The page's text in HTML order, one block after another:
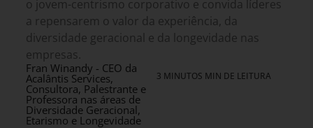
o jovem-centrismo corporativo e convida líderes
a repensarem o valor da experiência, da
diversidade geracional e da longevidade nas
empresas.
Fran Winandy - CEO da
Acalântis Services,
Consultora, Palestrante e
Professora nas áreas de
Diversidade Geracional,
Etarismo e Longevidade
3 MINUTOS MIN DE LEITURA